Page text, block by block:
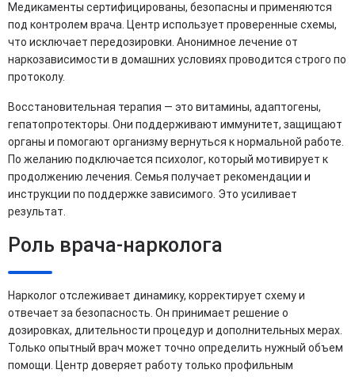
Медикаменты сертифицированы, безопасны и применяются
под контролем врача. Центр использует проверенные схемы,
что исключает передозировки. Анонимное лечение от
наркозависимости в домашних условиях проводится строго по
протоколу.
Восстановительная терапия — это витамины, адаптогены,
гепатопротекторы. Они поддерживают иммунитет, защищают
органы и помогают организму вернуться к нормальной работе.
По желанию подключается психолог, который мотивирует к
продолжению лечения. Семья получает рекомендации и
инструкции по поддержке зависимого. Это усиливает
результат.
Роль врача-нарколога
Нарколог отслеживает динамику, корректирует схему и
отвечает за безопасность. Он принимает решение о
дозировках, длительности процедур и дополнительных мерах.
Только опытный врач может точно определить нужный объем
помощи. Центр доверяет работу только профильным